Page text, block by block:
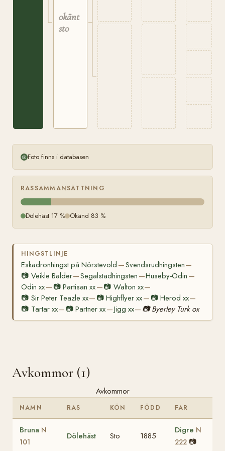
okänt
sto
Foto finns i databasen
RASSAMMANSÄTTNING
Dölehäst 17 % Okänd 83 %
HINGSTLINJE
Eskadronhingst på Nörstevold —Svendsrudhingsten—
📷 Veikle Balder—Segalstadhingsten —Huseby-Odin —
Odin xx— 📷Partisan xx—📷 Walton xx—
📷 Sir Peter Teazle xx— 📷Highflyer xx— 📷 Herod xx—
📷 Tartar xx— 📷Partner xx—Jigg xx— 📷 Byerley Turk ox
Avkommor (1)
Avkommor
NAMN RAS KÖN FÖDD FAR
Bruna N
101
Dölehäst Sto 1885
Digre N
222 📷